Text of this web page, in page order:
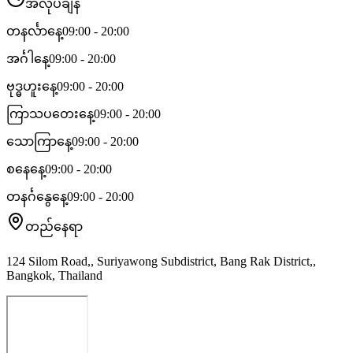
အလုပ်ချိန်
တနင်္လာနေ့09:00 - 20:00
အင်္ဂါနေ့09:00 - 20:00
ဗုဒ္ဓဟူးနေ့09:00 - 20:00
ကြာသပတေးနေ့09:00 - 20:00
သောကြာနေ့09:00 - 20:00
စနေနေ့09:00 - 20:00
တနင်္ဂနွေနေ့09:00 - 20:00
တည်နေရာ
124 Silom Road,, Suriyawong Subdistrict, Bang Rak District,,
Bangkok, Thailand